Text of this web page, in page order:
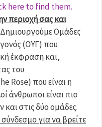
here to find them.
περιοχή σας και
Ομάδες
(ΟΥΓ) που
έκφραση και,
του
Rose) που είναι η
άνθρωποι είναι πιο
και στις δύο ομάδες.
για να βρείτε